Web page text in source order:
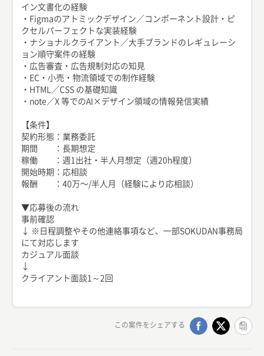
イン文書化の経験
・Figmaのアトミックデザイン／コンポーネント設計・ピ
クセルパーフェクトな実装経験
・ナショナルクライアント／大手ブランドのレギュレーシ
ョン順守案件の経験
・広告審査・広告規制対応の知見
・EC・小売・物流領域での制作経験
・HTML／CSS の基礎知識
・note／X 等でのAI×デザイン領域の情報発信実績
【条件】
契約形態：業務委託
期間 ：長期想定
稼働 ：週1出社・半人月想定（週20h程度）
開始時期：応相談
報酬 ：40万〜/半人月（経験により応相談）
▼応募後の流れ
事前確認
↓ ※日程調整やその他連絡事項など、一部SOKUDAN事務局
にて対応します
カジュアル面談
↓
クライアント面談1～2回
この案件をシェアする